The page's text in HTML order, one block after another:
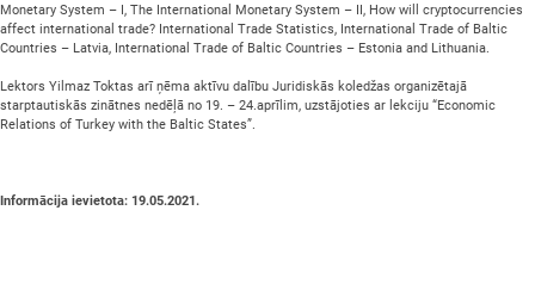
Monetary System – I, The International Monetary System – II, How will cryptocurrencies
affect international trade? International Trade Statistics, International Trade of Baltic
Countries – Latvia, International Trade of Baltic Countries – Estonia and Lithuania.
Lektors Yilmaz Toktas arī ņēma aktīvu dalību Juridiskās koledžas organizētajā
starptautiskās zinātnes nedēļā no 19. – 24.aprīlim, uzstājoties ar lekciju “Economic
Relations of Turkey with the Baltic States”.
Informācija ievietota: 19.05.2021.